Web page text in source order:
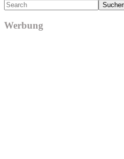
Search
Werbung